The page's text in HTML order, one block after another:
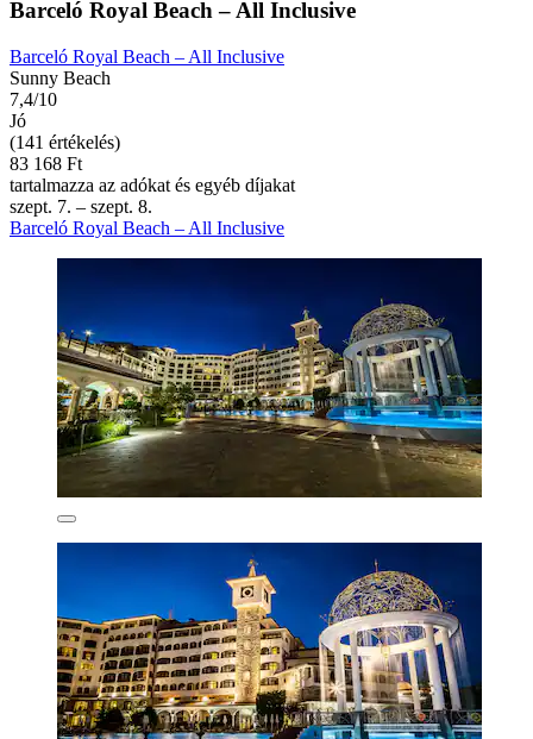
Barceló Royal Beach – All Inclusive
Barceló Royal Beach – All Inclusive
Sunny Beach
7,4/10
Jó
(141 értékelés)
83 168 Ft
tartalmazza az adókat és egyéb díjakat
szept. 7. – szept. 8.
Barceló Royal Beach – All Inclusive